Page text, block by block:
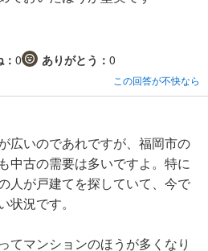
0 ありがとう： 0
この回答が不快なら
広いのであれですが、福岡市の
中古の需要は多いですよ。特に
人が戸建てを探していて、今で
状況です。
てマンションのほうが多くなり